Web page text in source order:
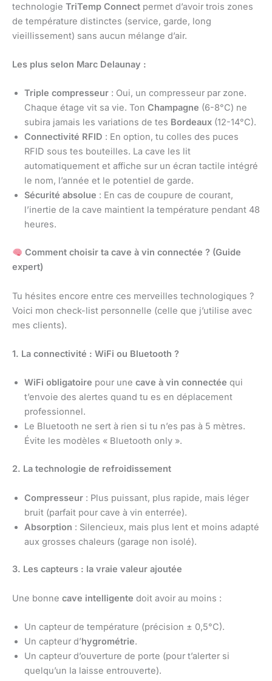
technologie TriTemp Connect permet d’avoir trois zones
de température distinctes (service, garde, long
vieillissement) sans aucun mélange d’air.
Les plus selon Marc Delaunay :
Triple compresseur : Oui, un compresseur par zone.
Chaque étage vit sa vie. Ton Champagne (6-8°C) ne
subira jamais les variations de tes Bordeaux (12-14°C).
Connectivité RFID : En option, tu colles des puces
RFID sous tes bouteilles. La cave les lit
automatiquement et affiche sur un écran tactile intégré
le nom, l’année et le potentiel de garde.
Sécurité absolue : En cas de coupure de courant,
l’inertie de la cave maintient la température pendant 48
heures.
Comment choisir ta cave à vin connectée ? (Guide
expert)
Tu hésites encore entre ces merveilles technologiques ?
Voici mon check-list personnelle (celle que j’utilise avec
mes clients).
1. La connectivité : WiFi ou Bluetooth ?
WiFi obligatoire pour une cave à vin connectée qui
t’envoie des alertes quand tu es en déplacement
professionnel.
Le Bluetooth ne sert à rien si tu n’es pas à 5 mètres.
Évite les modèles « Bluetooth only ».
2. La technologie de refroidissement
Compresseur : Plus puissant, plus rapide, mais léger
bruit (parfait pour cave à vin enterrée).
Absorption : Silencieux, mais plus lent et moins adapté
aux grosses chaleurs (garage non isolé).
3. Les capteurs : la vraie valeur ajoutée
Une bonne cave intelligente doit avoir au moins :
Un capteur de température (précision ± 0,5°C).
Un capteur d’hygrométrie.
Un capteur d’ouverture de porte (pour t’alerter si
quelqu’un la laisse entrouverte).